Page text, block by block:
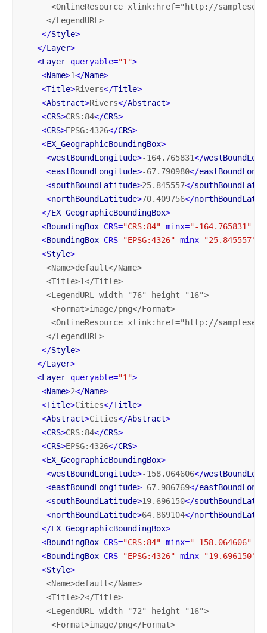
      <
OnlineResource xlink:href=" http://
     </
LegendURL>
</Style>
</Layer>
<Layer queryable="1">
<Name>1</Name>
<Title>Rivers</Title>
<Abstract>Rivers</Abstract>
<CRS>CRS:84</CRS>
<CRS>EPSG:4326</CRS>
<EX_GeographicBoundingBox>
<westBoundLongitude>-164.765831</
<eastBoundLongitude>-67.790980</
<southBoundLatitude>25.845557</
<northBoundLatitude>70.409756</
</EX_GeographicBoundingBox>
<BoundingBox CRS="CRS:84" minx="-164.765831"
<BoundingBox CRS="EPSG:4326" minx="25.845557"
<Style>
     <
Name>default</Name>
     <
Title>1</Title>
     <
LegendURL width="76" height="16">
      <
Format>image/png</Format>
      <
OnlineResource xlink:href=" http://
     </
LegendURL>
</Style>
</Layer>
<Layer queryable="1">
<Name>2</Name>
<Title>Cities</Title>
<Abstract>Cities</Abstract>
<CRS>CRS:84</CRS>
<CRS>EPSG:4326</CRS>
<EX_GeographicBoundingBox>
<westBoundLongitude>-158.064606</
<eastBoundLongitude>-67.986769</
<southBoundLatitude>19.696150</
<northBoundLatitude>64.869104</
</EX_GeographicBoundingBox>
<BoundingBox CRS="CRS:84" minx="-158.064606"
<BoundingBox CRS="EPSG:4326" minx="19.696150"
<Style>
     <
Name>default</Name>
     <
Title>2</Title>
     <
LegendURL width="72" height="16">
      <
Format>image/png</Format>